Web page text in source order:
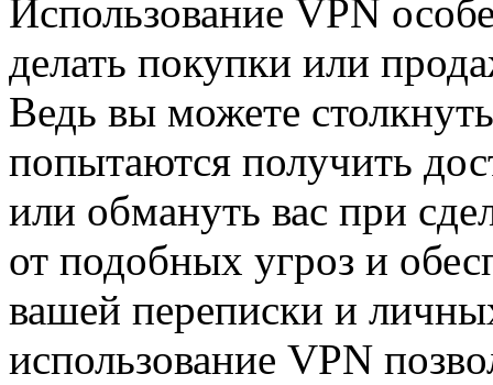
Использование VPN
делать покупки или
Ведь вы можете
попытаются получить
или обмануть вас при
от подобных угроз и
вашей переписки и
использование VPN